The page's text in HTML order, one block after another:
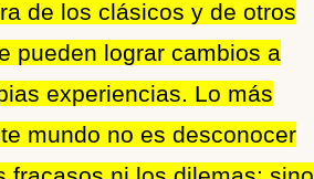
de los clásicos y de otros
pueden lograr cambios a
experiencias. Lo más
mundo no es desconocer